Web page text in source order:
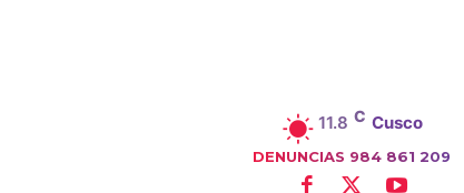
11.8 C Cusco
DENUNCIAS 984 861 209